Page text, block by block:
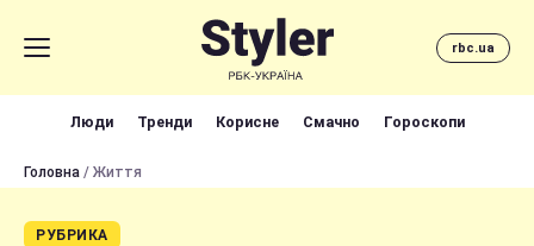
rbc.ua
Люди Тренди Корисне Смачно Гороскопи
Головна / Життя
РУБРИКА